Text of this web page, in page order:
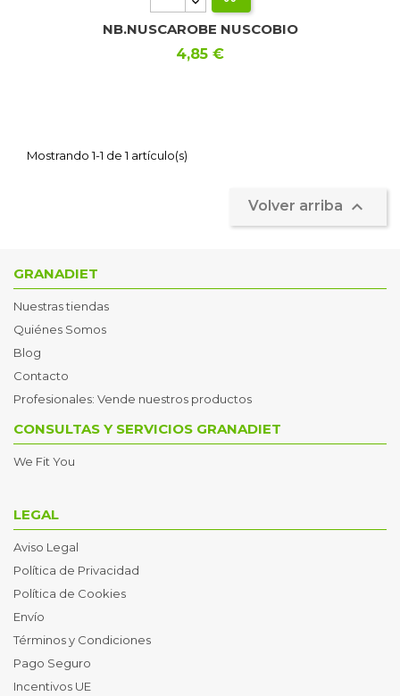
NB.NUSCAROBE NUSCOBIO
Precio
4,85 €
Mostrando 1-1 de 1 artículo(s)
Volver arriba 
GRANADIET
Nuestras tiendas
Quiénes Somos
Blog
Contacto
Profesionales: Vende nuestros productos
CONSULTAS Y SERVICIOS GRANADIET
We Fit You
LEGAL
Aviso Legal
Política de Privacidad
Política de Cookies
Envío
Términos y Condiciones
Pago Seguro
Incentivos UE